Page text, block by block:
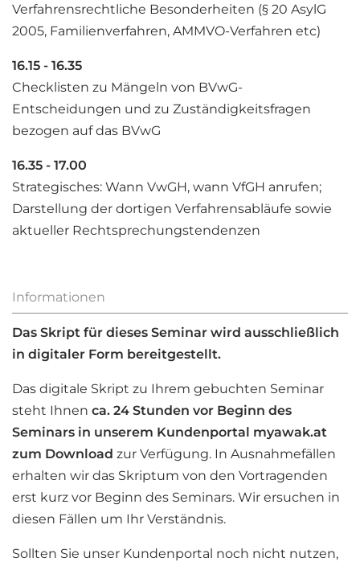
Verfahrensrechtliche Besonderheiten (§ 20 AsylG
2005, Familienverfahren, AMMVO-Verfahren etc)
16.15 - 16.35
Checklisten zu Mängeln von BVwG-
Entscheidungen und zu Zuständigkeitsfragen
bezogen auf das BVwG
16.35 - 17.00
Strategisches: Wann VwGH, wann VfGH anrufen;
Darstellung der dortigen Verfahrensabläufe sowie
aktueller Rechtsprechungstendenzen
Informationen
Das Skript für dieses Seminar wird ausschließlich
in digitaler Form bereitgestellt.
Das digitale Skript zu Ihrem gebuchten Seminar
steht Ihnen ca. 24 Stunden vor Beginn des
Seminars in unserem Kundenportal myawak.at
zum Download zur Verfügung. In Ausnahmefällen
erhalten wir das Skriptum von den Vortragenden
erst kurz vor Beginn des Seminars. Wir ersuchen in
diesen Fällen um Ihr Verständnis.
Sollten Sie unser Kundenportal noch nicht nutzen,